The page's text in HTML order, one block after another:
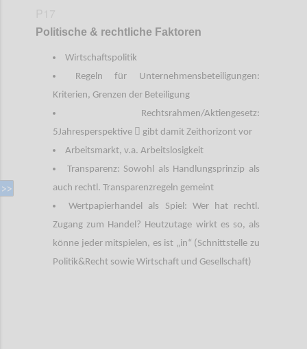
Politische & rechtliche Faktoren
Wirtschaftspolitik
Regeln für Unternehmensbeteiligungen:
Kriterien, Grenzen der Beteiligung
Rechtsrahmen/Aktiengesetz:
5Jahresperspektive  gibt damit Zeithorizont vor
Arbeitsmarkt, v.a. Arbeitslosigkeit
Transparenz: Sowohl als Handlungsprinzip als
auch rechtl. Transparenzregeln gemeint
Wertpapierhandel als Spiel: Wer hat rechtl.
Zugang zum Handel? Heutzutage wirkt es so, als
könne jeder mitspielen, es ist „in“ (Schnittstelle zu
Politik&Recht sowie Wirtschaft und Gesellschaft)